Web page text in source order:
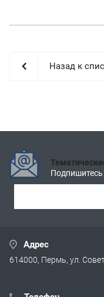
Назад к
Адрес
614000, Пермь, ул.